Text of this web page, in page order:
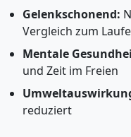
Gelenkschonend:
Vergleich zum
Mentale
und Zeit im Freien
reduziert